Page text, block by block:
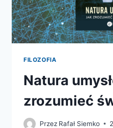
FILOZOFIA
Natura
zrozumieć
Przez Rafał Siemko